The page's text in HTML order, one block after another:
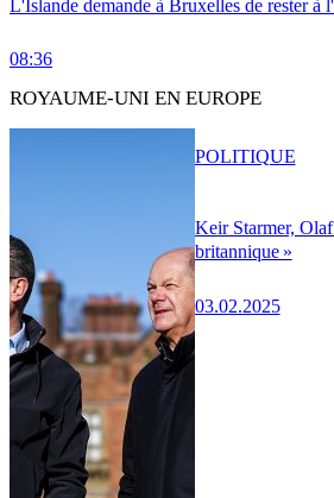
L'Islande demande à Bruxelles de rester à
08:36
ROYAUME-UNI EN EUROPE
Keir Starmer,
britannique »
03.02.2025
POLITIQUE